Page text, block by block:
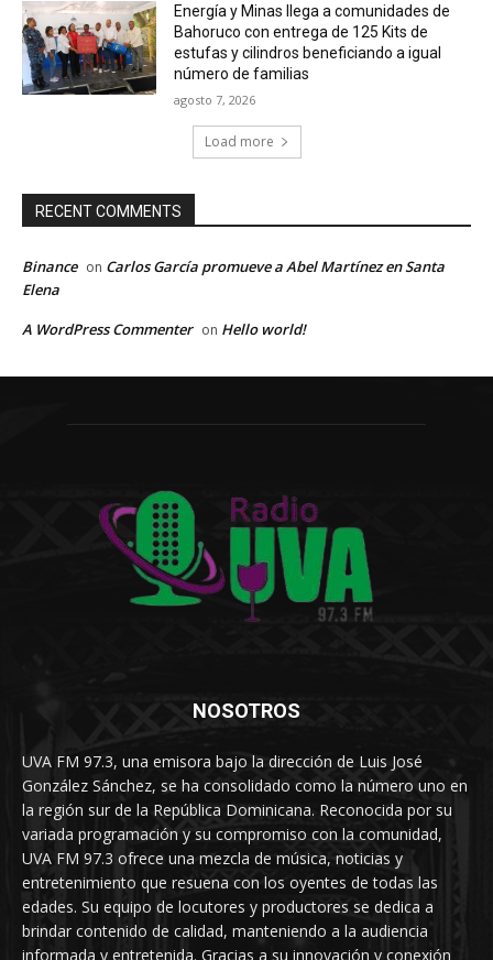
Energía y Minas llega a comunidades de
Bahoruco con entrega de 125 Kits de
estufas y cilindros beneficiando a igual
número de familias
agosto 7, 2026
Load more
RECENT COMMENTS
Binance on Carlos García promueve a Abel Martínez en Santa
Elena
A WordPress Commenter on Hello world!
NOSOTROS
UVA FM 97.3, una emisora bajo la dirección de Luis José
González Sánchez, se ha consolidado como la número uno en
la región sur de la República Dominicana. Reconocida por su
variada programación y su compromiso con la comunidad,
UVA FM 97.3 ofrece una mezcla de música, noticias y
entretenimiento que resuena con los oyentes de todas las
edades. Su equipo de locutores y productores se dedica a
brindar contenido de calidad, manteniendo a la audiencia
informada y entretenida. Gracias a su innovación y conexión